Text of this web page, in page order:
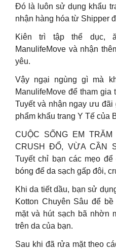
Đó là luôn sử dụng khẩu
nhận hàng hóa từ Shipper
Kiên trì tập thể dục,
ManulifeMove và nhận
yêu.
Vậy ngại ngùng gì mà
ManulifeMove để tham
Tuyết và nhận ngay ưu
phẩm khẩu trang Y Tế của
CUỘC SỐNG EM
CRUSH ĐỔ, VỪA CẦN
Tuyết chỉ bạn các mẹo
bóng để da sạch gấp đôi,
Khi da tiết dầu, bạn sử
Kotton Chuyên Sâu để
mặt và hút sạch bã nhờn
trên da của bạn.
Sau khi đã rửa mặt theo